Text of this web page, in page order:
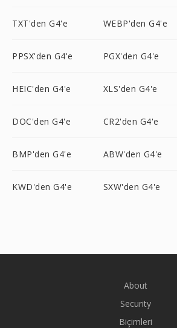
TXT'den G4'e WEBP'den G4'e
PPSX'den G4'e PGX'den G4'e
HEIC'den G4'e XLS'den G4'e
DOC'den G4'e CR2'den G4'e
BMP'den G4'e ABW'den G4'e
KWD'den G4'e SXW'den G4'e
About
Security
Biçimleri